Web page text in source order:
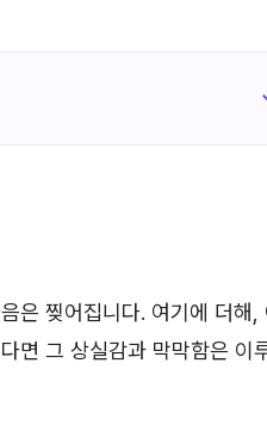
은 찢어집니다. 여기에 더해,
면 그 상실감과 막막함은 이